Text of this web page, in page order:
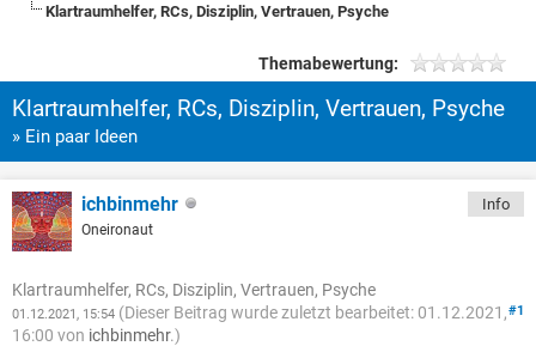
Klartraumhelfer, RCs, Disziplin, Vertrauen, Psyche
Themabewertung:
Klartraumhelfer, RCs, Disziplin, Vertrauen, Psyche
» Ein paar Ideen
ichbinmehr
Oneironaut
Info
Klartraumhelfer, RCs, Disziplin, Vertrauen, Psyche
#1
01.12.2021, 15:54 (Dieser Beitrag wurde zuletzt bearbeitet: 01.12.2021,
16:00 von ichbinmehr.)